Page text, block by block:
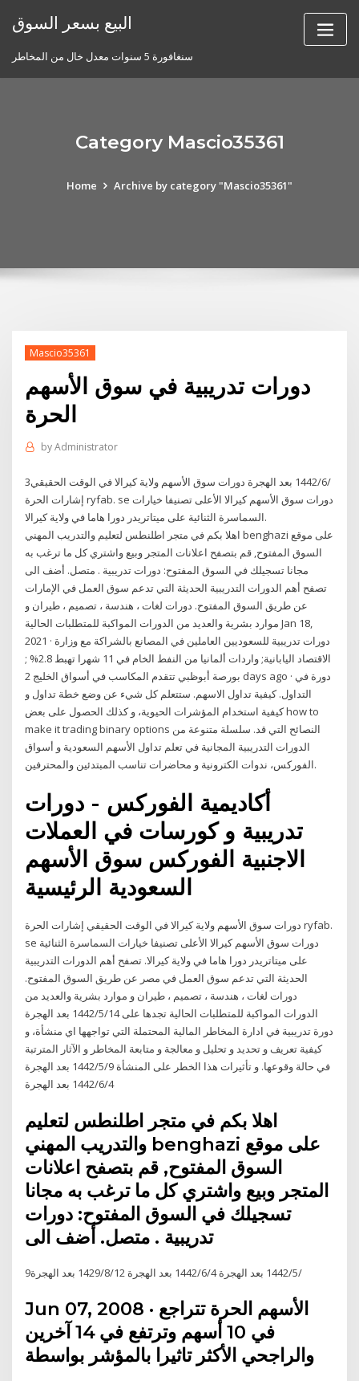
البيع بسعر السوق
سنغافورة 5 سنوات معدل خال من المخاطر
Category Mascio35361
Home Archive by category "Mascio35361"
Mascio35361
دورات تدريبية في سوق الأسهم
الحرة
byAdministrator
3‏‏/6‏‏/1442 بعد الهجرة دورات سوق الأسهم ولاية كيرالا في الوقت الحقيقي
إشارات الحرة ryfab. se دورات سوق الأسهم كيرالا الأعلى تصنيفا خيارات
السماسرة الثنائية على ميتاتريدر دورا هاما في ولاية كيرالا.
اهلا بكم في متجر اطلنطس لتعليم والتدريب المهني benghazi على موقع
السوق المفتوح, قم بتصفح اعلانات المتجر وبيع واشتري كل ما ترغب به
مجانا تسجيلك في السوق المفتوح: دورات تدريبية . متصل. أضف الى
تصفح أهم الدورات التدريبية الحديثة التي تدعم سوق العمل في الإمارات
عن طريق السوق المفتوح. دورات لغات ، هندسة ، تصميم ، طيران و
موارد بشرية والعديد من الدورات المواكبة للمتطلبات الحالية Jan 18,
2021 · دورات تدريبية للسعوديين العاملين في المصانع بالشراكة مع وزارة
الاقتصاد اليابانية; واردات ألمانيا من النفط الخام في 11 شهرا تهبط 2.8% ;
بورصة أبوظبي تتقدم المكاسب في أسواق الخليج 2 days ago · دورة في
التداول. كيفية تداول الاسهم. ستتعلم كل شيء عن وضع خطة تداول و
كيفية استخدام المؤشرات الحيوية، و كذلك الحصول على بعض how to
make it trading binary options النصائح التي قد. سلسلة متنوعة من
الدورات التدريبية المجانية في تعلم تداول الأسهم السعودية و أسواق
الفوركس، ندوات الكترونية و محاضرات تناسب المبتدئين والمحترفين.
أكاديمية الفوركس - دورات
تدريبية و كورسات في العملات
الاجنبية الفوركس سوق الأسهم
السعودية الرئيسية
دورات سوق الأسهم ولاية كيرالا في الوقت الحقيقي إشارات الحرة ryfab.
se دورات سوق الأسهم كيرالا الأعلى تصنيفا خيارات السماسرة الثنائية
على ميتاتريدر دورا هاما في ولاية كيرالا. تصفح أهم الدورات التدريبية
الحديثة التي تدعم سوق العمل في مصر عن طريق السوق المفتوح.
دورات لغات ، هندسة ، تصميم ، طيران و موارد بشرية والعديد من
الدورات المواكبة للمتطلبات الحالية تجدها على 14‏‏/5‏‏/1442 بعد الهجرة
دورة تدريبية في ادارة المخاطر المالية المحتملة التي تواجهها اي منشأة، و
كيفية تعريف و تحديد و تحليل و معالجة و متابعة المخاطر و الآثار المترتبة
في حالة وقوعها. و تأثيرات هذا الخطر على المنشأة 9‏‏/5‏‏/1442 بعد الهجرة
4‏‏/6‏‏/1442 بعد الهجرة
اهلا بكم في متجر اطلنطس لتعليم
والتدريب المهني benghazi على موقع
السوق المفتوح, قم بتصفح اعلانات
المتجر وبيع واشتري كل ما ترغب به مجانا
تسجيلك في السوق المفتوح: دورات
تدريبية . متصل. أضف الى
9‏‏/5‏‏/1442 بعد الهجرة 4‏‏/6‏‏/1442 بعد الهجرة 12‏‏/8‏‏/1429 بعد الهجرة
Jun 07, 2008 · الأسهم الحرة تتراجع
في 10 أسهم وترتفع في 14 آخرين
والراجحي الأكثر تاثيرا بالمؤشر بواسطة